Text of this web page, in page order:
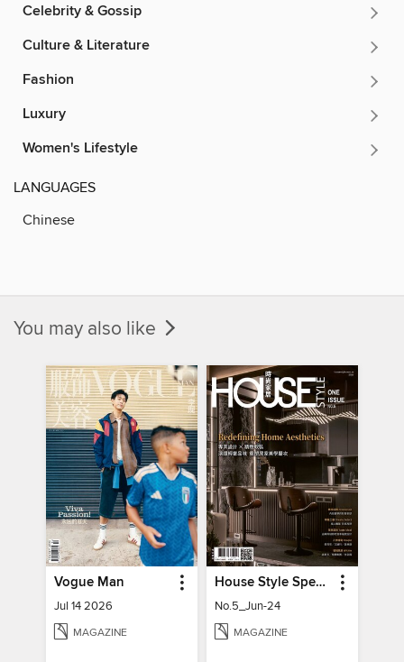
Celebrity & Gossip
Culture & Literature
Fashion
Luxury
Women's Lifestyle
LANGUAGES
Chinese
You may also like
Vogue Man
Jul 14 2026
MAGAZINE
House Style Special Issue 時尚家居特刊
No.5_Jun-24
MAGAZINE